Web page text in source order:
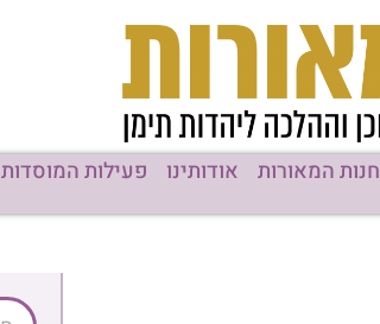
חנות המאורות אודותינו פעילות המוסדות